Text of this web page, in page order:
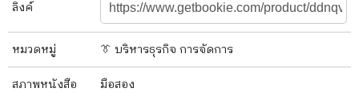
ลิงค์
หมวดหมู่ 👔 บริหารธุรกิจ การจัดการ
สภาพหนังสือ มือสอง